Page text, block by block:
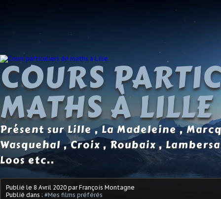
COURS
MATHS À LILLE
Présent sur Lille , La Madeleine ,
Wasquehal , Croix , Roubaix ,
Loos etc..
Publié le 8 Avril 2020 par François Montagne
Publié dans : #Mes films préférés